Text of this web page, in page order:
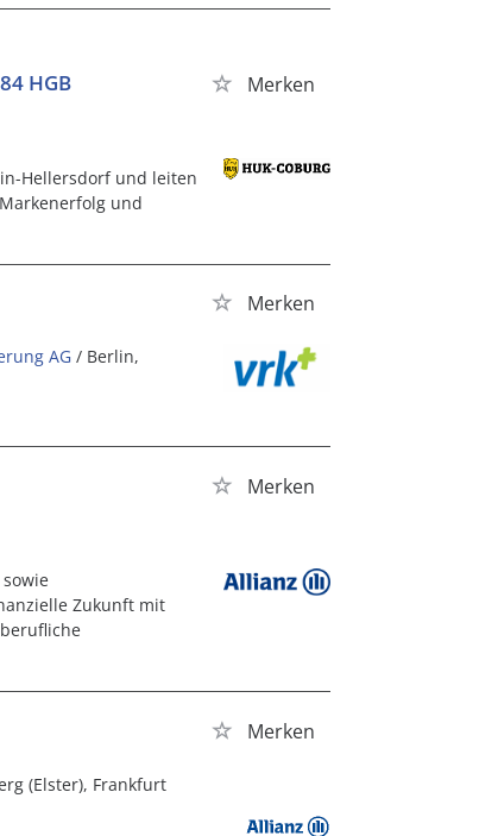
HGB Merken
Hellersdorf und leiten
und
Merken
AG / Berlin,
Merken
Zukunft mit
Merken
(Elster), Frankfurt